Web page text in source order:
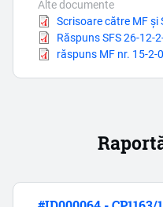
Alte documente
Document
Scrisoare către MF și
Document
Răspuns SFS 26-12-
Document
răspuns MF nr. 15-